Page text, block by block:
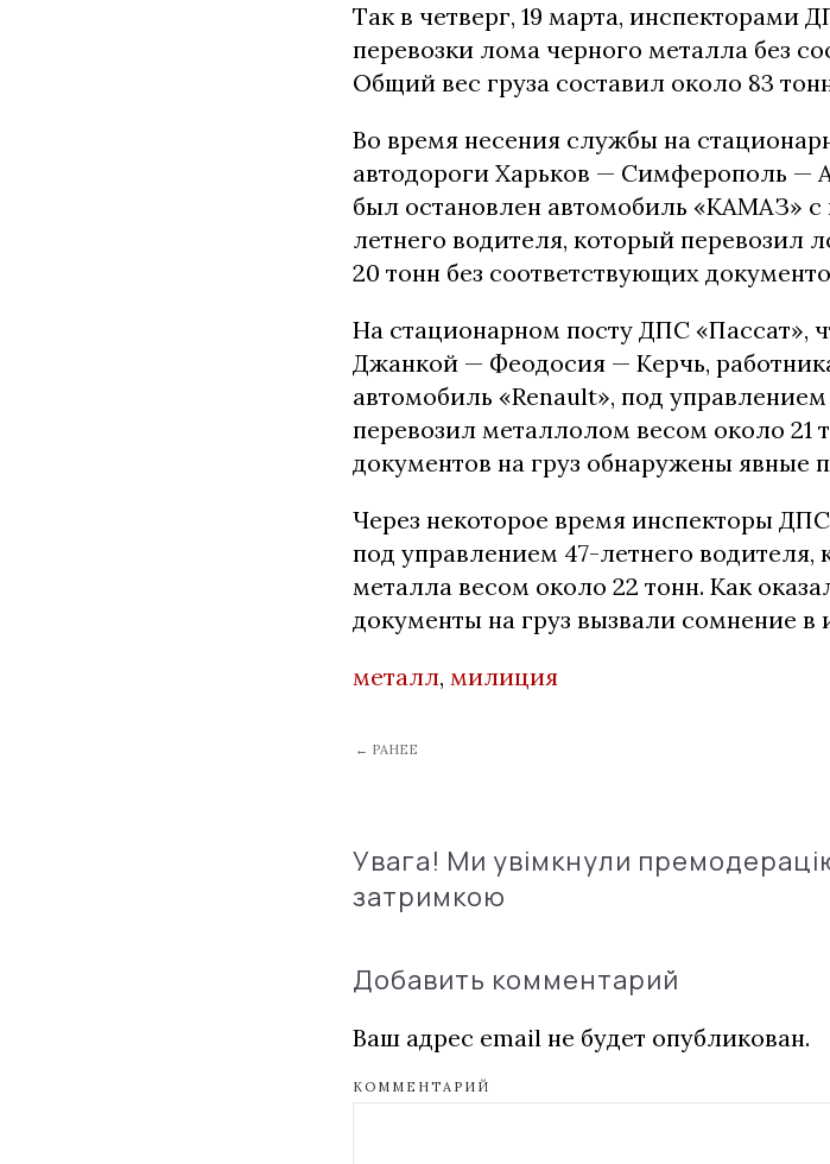
Так в четверг, 19 марта, инспекторами
перевозки лома черного металла без
Общий вес груза составил около 83
Во время несения службы на
автодороги Харьков — Симферополь —
был остановлен автомобиль «КАМАЗ»
летнего водителя, который перевозил
20 тонн без соответствующих
На стационарном посту ДПС «Пассат»,
Джанкой — Феодосия — Керчь,
автомобиль «Renault», под
перевозил металлолом весом около 21
документов на груз обнаружены явные
Через некоторое время инспекторы
под управлением 47-летнего
металла весом около 22 тонн. Как
документы на груз вызвали сомнение в
металл, милиция
← РАНЕЕ
Увага! Ми увімкнули
затримкою
Добавить комментарий
Ваш адрес email не будет опубликован.
КОММЕНТАРИЙ